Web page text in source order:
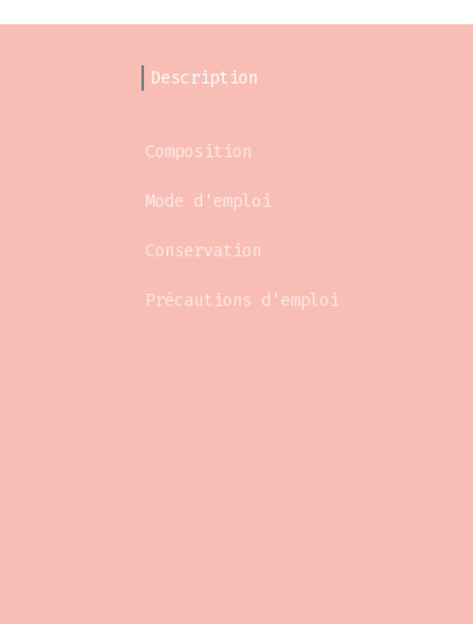
Description
Composition
Mode d'emploi
Conservation
Précautions d'emploi